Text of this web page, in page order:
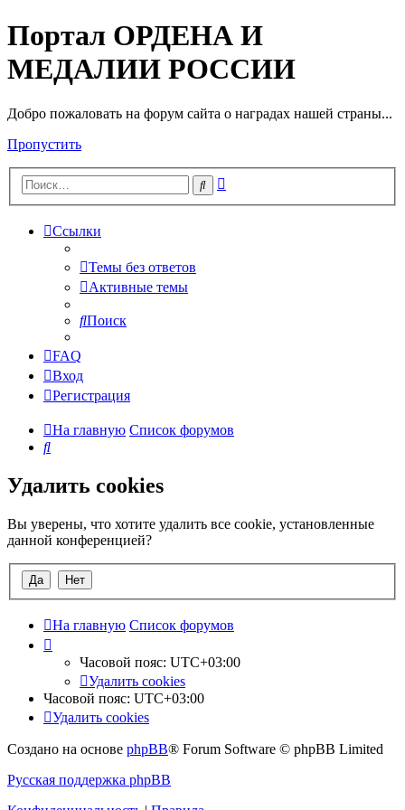
Портал ОРДЕНА И
МЕДАЛИИ РОССИИ
Добро пожаловать на форум сайта о наградах нашей страны...
Пропустить
Поиск
Ссылки
Темы без ответов
Активные темы
Поиск
FAQ
Вход
Регистрация
На главную Список форумов
Поиск
Удалить cookies
Вы уверены, что хотите удалить все cookie, установленные
данной конференцией?
На главную Список форумов
Часовой пояс: UTC+03:00
Удалить cookies
Часовой пояс: UTC+03:00
Удалить cookies
Создано на основе phpBB® Forum Software © phpBB Limited
Русская поддержка phpBB